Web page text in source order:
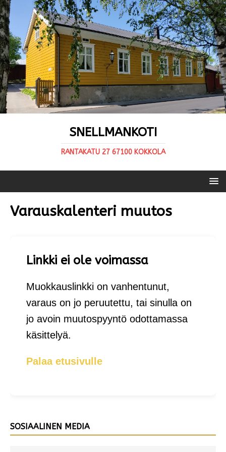
SNELLMANKOTI
RANTAKATU 27 67100 KOKKOLA
Varauskalenteri muutos
Linkki ei ole voimassa
Muokkauslinkki on vanhentunut,
varaus on jo peruutettu, tai sinulla on
jo avoin muutospyyntö odottamassa
käsittelyä.
Palaa etusivulle
SOSIAALINEN MEDIA